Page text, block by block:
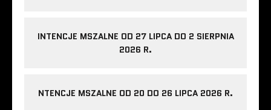
INTENCJE MSZALNE OD 27 LIPCA DO 2 SIERPNIA
2026 R.
NTENCJE MSZALNE OD 20 DO 26 LIPCA 2026 R.